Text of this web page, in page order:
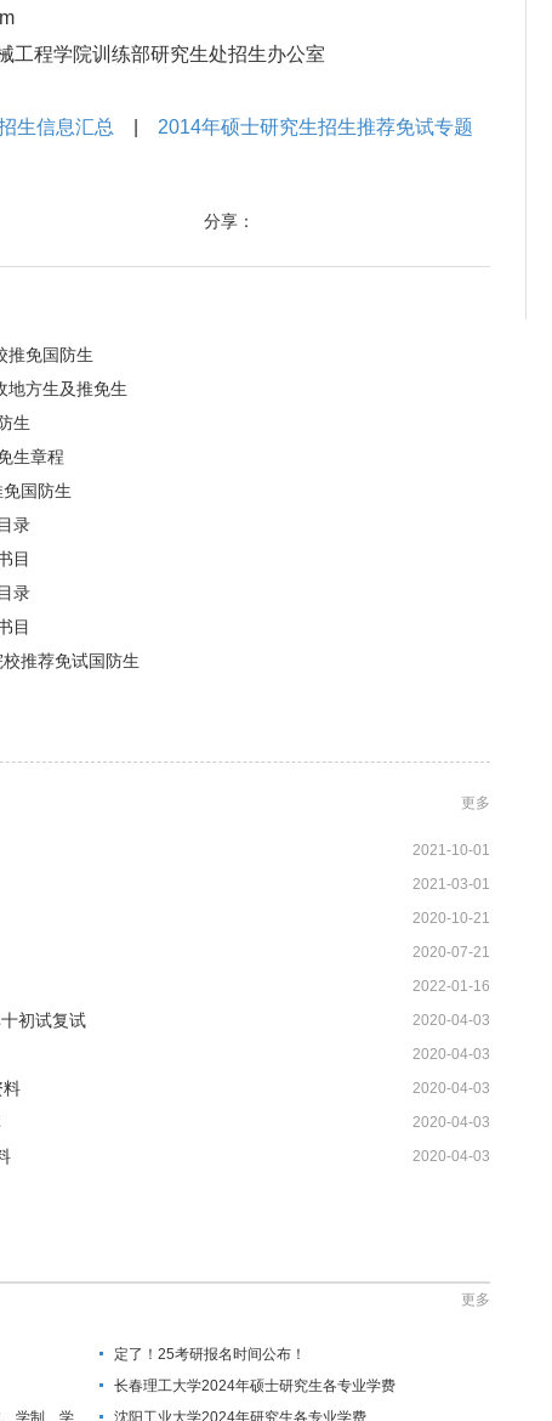
程学院训练部研究生处招生办公室
生信息汇总 2014年硕士研究生招生推荐免试专题
分享：
推免国防生
地方生及推免生
生
生章程
国防生
录
目
录
目
推荐免试国防生
更多
2021-10-01
2021-03-01
2020-10-21
2020-07-21
2022-01-16
2020-04-03
初试复试
2020-04-03
2020-04-03
料
2020-04-03
2020-04-03
更多
定了！25考研报名时间公布！
长春理工大学2024年硕士研究生各专业学费
学制、学
沈阳工业大学2024年研究生各专业学费